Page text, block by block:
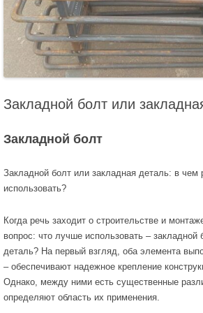
Закладной болт или
Закладной болт
Закладной болт или закладная деталь: в чем
использовать?
Когда речь заходит о строительстве и
вопрос: что лучше использовать – закладной
деталь? На первый взгляд, оба элемента
– обеспечивают надежное крепление
Однако, между ними есть существенные
определяют область их применения.